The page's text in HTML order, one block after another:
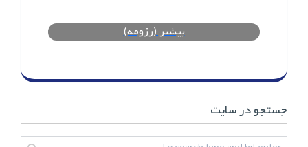
بیشتر (رزومه)
جستجو در سایت